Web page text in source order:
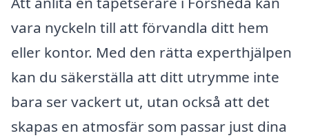
vara nyckeln till att förvandla ditt hem
eller kontor. Med den rätta experthjälpen
kan du säkerställa att ditt utrymme inte
bara ser vackert ut, utan också att det
skapas en atmosfär som passar just dina